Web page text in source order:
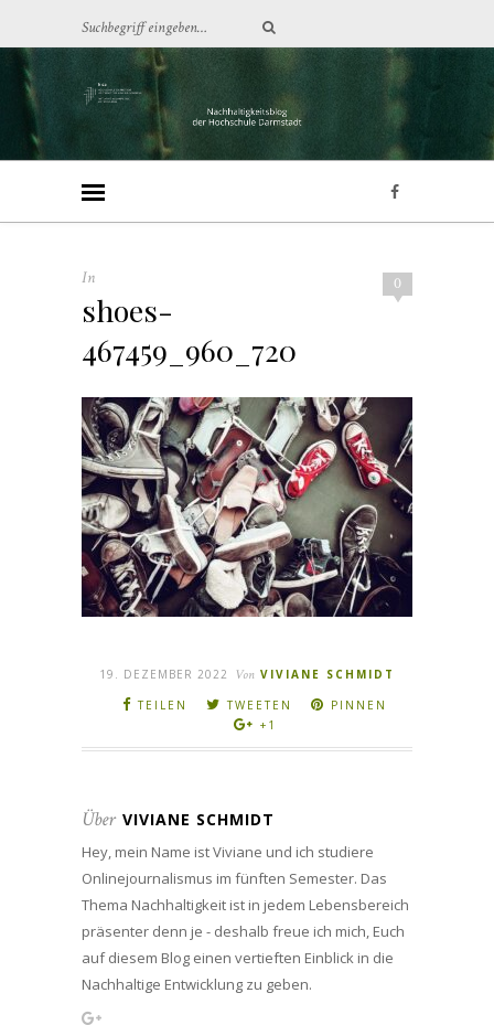
0
In
shoes-
467459_960_720
19. DEZEMBER 2022 Von VIVIANE SCHMIDT
TEILEN
TWEETEN
PINNEN
+1
Über VIVIANE SCHMIDT
Hey, mein Name ist Viviane und ich studiere
Onlinejournalismus im fünften Semester. Das
Thema Nachhaltigkeit ist in jedem Lebensbereich
präsenter denn je - deshalb freue ich mich, Euch
auf diesem Blog einen vertieften Einblick in die
Nachhaltige Entwicklung zu geben.